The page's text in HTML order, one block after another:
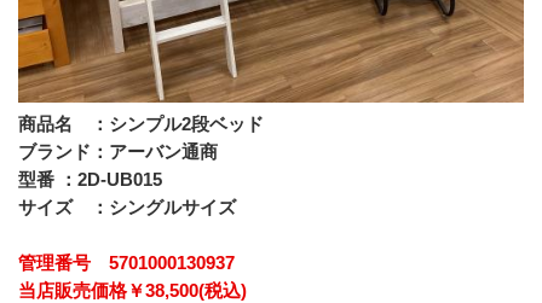
商品名　：シンプル2段ベッド
ブランド：アーバン通商
型番 ：2D-UB015
サイズ　：シングルサイズ
管理番号　5701000130937
当店販売価格￥38,500(税込)